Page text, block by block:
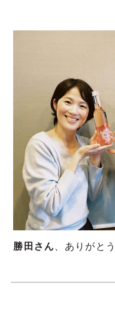
勝田さん、ありがと